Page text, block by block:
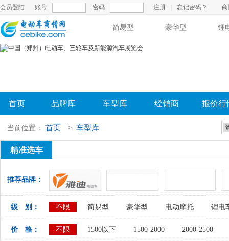
会员登陆 账号 密码 注册 忘记密码？
简易型 豪华型 锂
首页 品牌库 车型库 经销商 报价行
当前位置： 首页 > 车型库
精准选车
推荐品牌：
级 别： 不限 简易型 豪华型 电动摩托 锂电
价 格： 不限 1500以下 1500-2000 2000-2500